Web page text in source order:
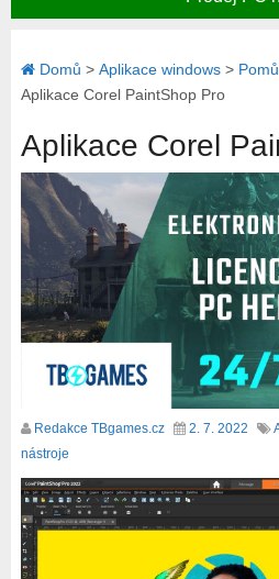
Domů > Aplikace windows>
Aplikace Corel PaintShop Pro
Aplikace Corel
Redakce TBgames.cz 2. 7. 2022
nástroje